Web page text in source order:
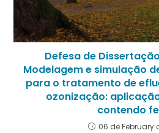
Defesa de
Modelagem e simulação
para o tratamento de
ozonização:
contendo
06 de February